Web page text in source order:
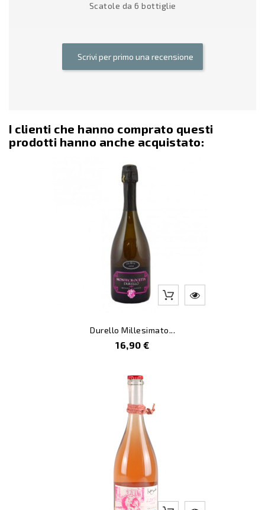
Scatole da 6 bottiglie
Scrivi per primo una recensione
I clienti che hanno comprato questi
prodotti hanno anche acquistato:
Durello Millesimato...
Prezzo
16,90 €